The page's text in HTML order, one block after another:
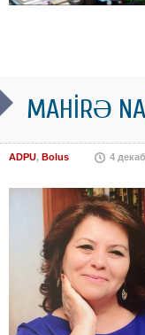
MAHİRƏ
ADPU, Bolus 4